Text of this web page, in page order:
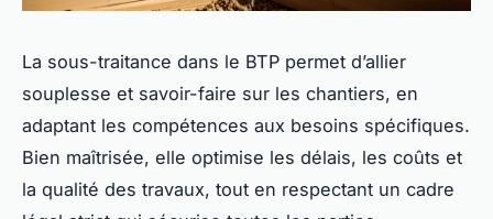
La sous-traitance dans le BTP permet d’allier
souplesse et savoir-faire sur les chantiers, en
adaptant les compétences aux besoins spécifiques.
Bien maîtrisée, elle optimise les délais, les coûts et
la qualité des travaux, tout en respectant un cadre